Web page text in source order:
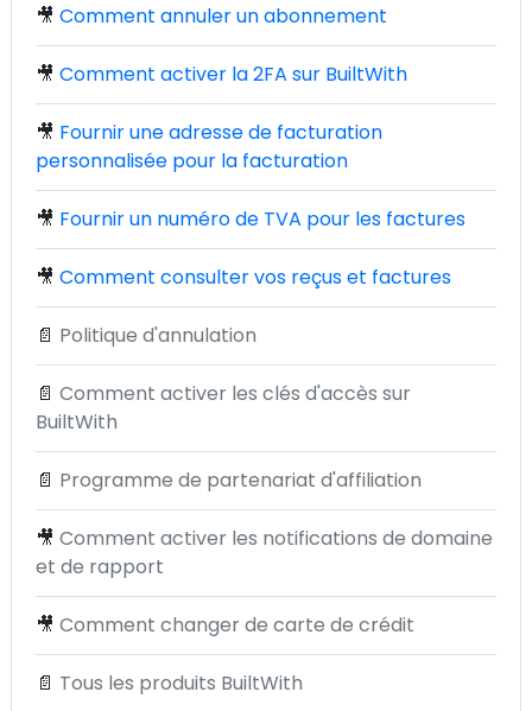
🎥 Comment annuler un abonnement
🎥 Comment activer la 2FA sur BuiltWith
🎥 Fournir une adresse de facturation
personnalisée pour la facturation
🎥 Fournir un numéro de TVA pour les factures
🎥 Comment consulter vos reçus et factures
📄 Politique d'annulation
📄 Comment activer les clés d'accès sur
BuiltWith
📄 Programme de partenariat d'affiliation
🎥 Comment activer les notifications de domaine
et de rapport
🎥 Comment changer de carte de crédit
📄 Tous les produits BuiltWith